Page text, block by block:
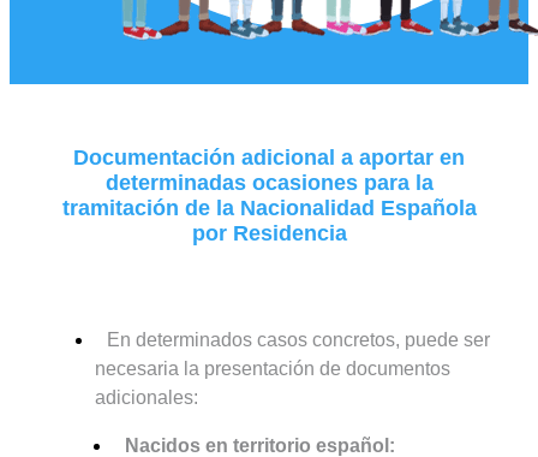
Documentación adicional a aportar en
determinadas ocasiones para la
tramitación de la Nacionalidad Española
por Residencia
En determinados casos concretos, puede ser
necesaria la presentación de documentos
adicionales:
Nacidos en territorio español: